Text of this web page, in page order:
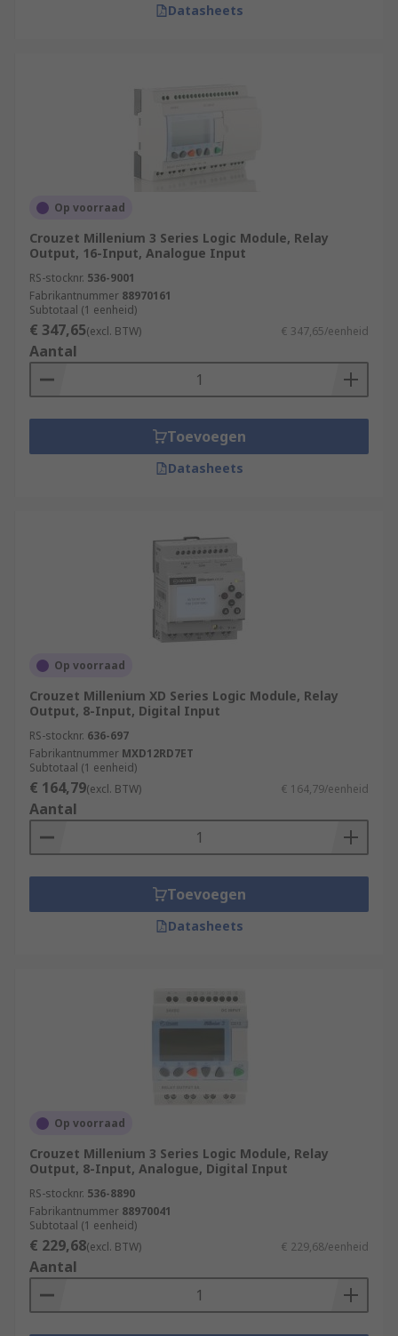
Datasheets
Op voorraad
Crouzet Millenium 3 Series Logic Module, Relay
Output, 16-Input, Analogue Input
RS-stocknr. 536-9001
Fabrikantnummer 88970161
Subtotaal (1 eenheid)
€ 347,65(excl. BTW) € 347,65/eenheid
Aantal
Toevoegen
Datasheets
Op voorraad
Crouzet Millenium XD Series Logic Module, Relay
Output, 8-Input, Digital Input
RS-stocknr. 636-697
Fabrikantnummer MXD12RD7ET
Subtotaal (1 eenheid)
€ 164,79(excl. BTW) € 164,79/eenheid
Aantal
Toevoegen
Datasheets
Op voorraad
Crouzet Millenium 3 Series Logic Module, Relay
Output, 8-Input, Analogue, Digital Input
RS-stocknr. 536-8890
Fabrikantnummer 88970041
Subtotaal (1 eenheid)
€ 229,68(excl. BTW) € 229,68/eenheid
Aantal